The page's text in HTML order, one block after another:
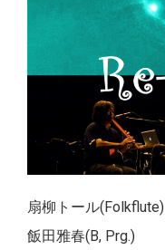
扇柳トール(Folkflute)
飯田雅春(B, Prg.)